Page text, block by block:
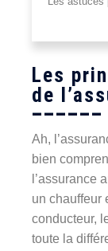
Les
de
Ah,
bien
l’assurance
un chauffeur
conducteur,
toute la